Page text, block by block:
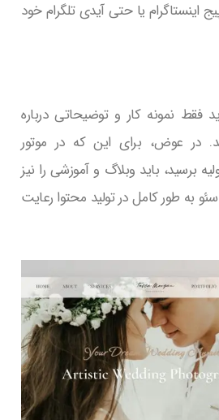
اینستاگرام یا حتی آیدی تلگرام خود
فقط نمونه کار و توضیحاتی درباره
در عوض، برای این که در موتور
برسید، باید وبلاگ و آموزشی را نیز
به طور کامل در تولید محتوا رعایت